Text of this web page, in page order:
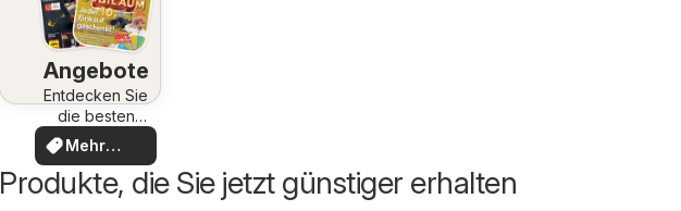
Angebote
Entdecken Sie
die besten
Angebote
Mehr
entdecken
Produkte, die Sie jetzt günstiger erhalten